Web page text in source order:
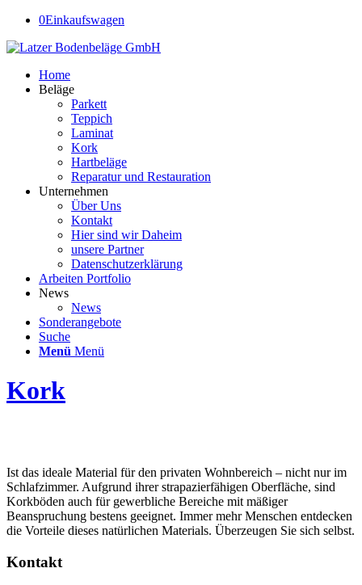
0Einkaufswagen
Home
Beläge
Parkett
Teppich
Laminat
Kork
Hartbeläge
Reparatur und Restauration
Unternehmen
Über Uns
Kontakt
Hier sind wir Daheim
unsere Partner
Datenschutzerklärung
Arbeiten Portfolio
News
News
Sonderangebote
Suche
Menü Menü
Kork
Ist das ideale Material für den privaten Wohnbereich – nicht nur im
Schlafzimmer. Aufgrund ihrer strapazierfähigen Oberfläche, sind
Korkböden auch für gewerbliche Bereiche mit mäßiger
Beanspruchung bestens geeignet. Immer mehr Menschen entdecken
die Vorteile dieses natürlichen Materials. Überzeugen Sie sich selbst.
Kontakt